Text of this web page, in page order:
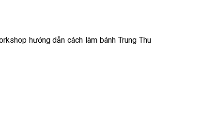
hướng dẫn cách làm bánh Trung Thu